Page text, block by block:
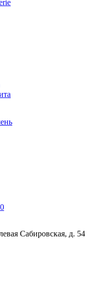
0
Сабировская, д. 54